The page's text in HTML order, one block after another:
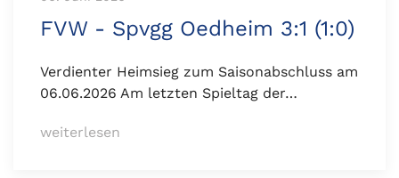
FVW - Spvgg Oedheim 3:1 (1:0)
Verdienter Heimsieg zum Saisonabschluss am
06.06.2026 Am letzten Spieltag der…
weiterlesen